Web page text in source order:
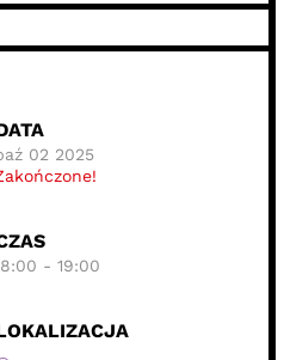
02 2025
- 19:00